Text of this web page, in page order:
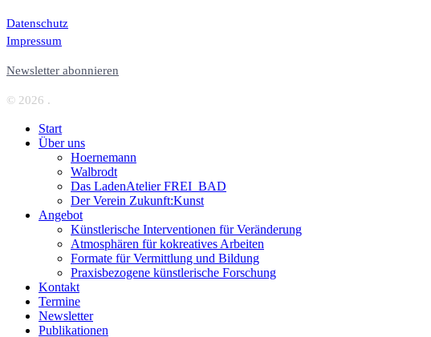
Datenschutz
Impressum
Newsletter abonnieren
© 2026 .
Start
Über uns
Hoernemann
Walbrodt
Das LadenAtelier FREI_BAD
Der Verein Zukunft:Kunst
Angebot
Künstlerische Interventionen für Veränderung
Atmosphären für kokreatives Arbeiten
Formate für Vermittlung und Bildung
Praxisbezogene künstlerische Forschung
Kontakt
Termine
Newsletter
Publikationen